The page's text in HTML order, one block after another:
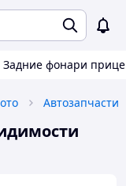
Задние фонари
Автозапчасти